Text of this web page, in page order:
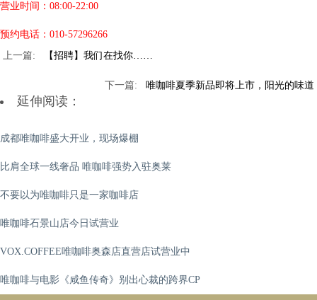
营业时间：08:00-22:00
预约电话：010-57296266
【招聘】我们在找你……
唯咖啡夏季新品即将上市，阳光的味道
延伸阅读：
成都唯咖啡盛大开业，现场爆棚
比肩全球一线奢品 唯咖啡强势入驻奥莱
不要以为唯咖啡只是一家咖啡店
唯咖啡石景山店今日试营业
VOX.COFFEE唯咖啡奥森店直营店试营业中
唯咖啡与电影《咸鱼传奇》别出心裁的跨界CP